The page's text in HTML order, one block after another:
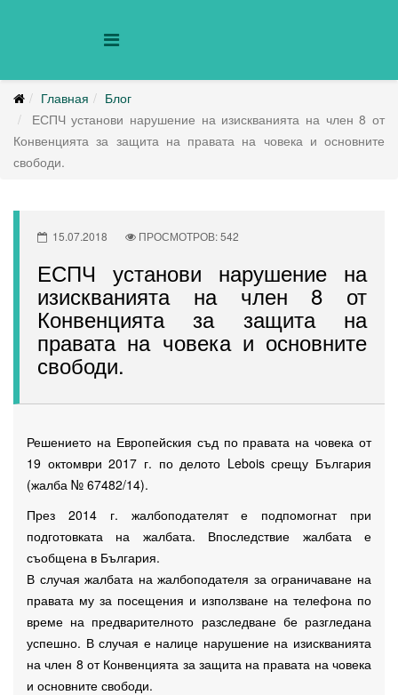
Главная
Блог
ЕСПЧ установи нарушение на изискванията на член 8 от
Конвенцията за защита на правата на човека и основните
свободи.
15.07.2018 ПРОСМОТРОВ: 542
ЕСПЧ установи нарушение на
изискванията на член 8 от
Конвенцията за защита на
правата на човека и основните
свободи.
Решението на Европейския съд по правата на човека от
19 октомври 2017 г. по делото Lebois срещу България
(жалба № 67482/14).
През 2014 г. жалбоподателят е подпомогнат при
подготовката на жалбата. Впоследствие жалбата е
съобщена в България.
В случая жалбата на жалбоподателя за ограничаване на
правата му за посещения и използване на телефона по
време на предварителното разследване бе разгледана
успешно. В случая е налице нарушение на изискванията
на член 8 от Конвенцията за защита на правата на човека
и основните свободи.